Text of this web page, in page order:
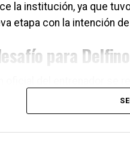
la institución, ya que
etapa con la intención
para
a trabajar con el